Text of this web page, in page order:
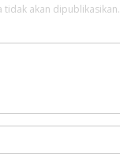
tidak akan dipublikasikan.